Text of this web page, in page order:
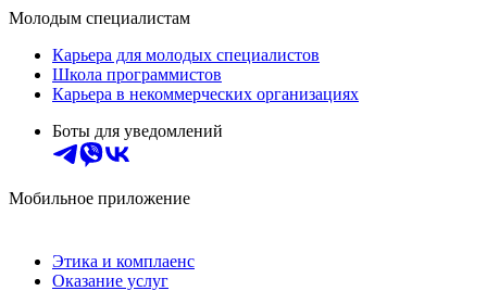
Молодым специалистам
Карьера для молодых специалистов
Школа программистов
Карьера в некоммерческих организациях
Боты для уведомлений
Мобильное приложение
Этика и комплаенс
Оказание услуг